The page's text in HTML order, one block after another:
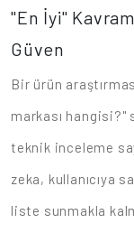
"En İyi"
Güven
Bir ürün
markası
teknik inceleme
zeka, kullanıcıya
liste sunmakla